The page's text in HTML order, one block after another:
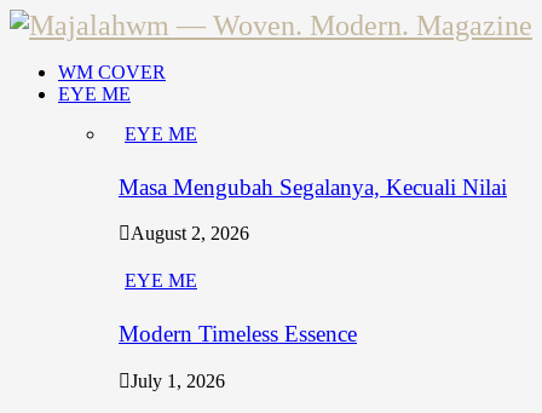
WM COVER
EYE ME
EYE ME
Masa Mengubah Segalanya, Kecuali Nilai
August 2, 2026
EYE ME
Modern Timeless Essence
July 1, 2026